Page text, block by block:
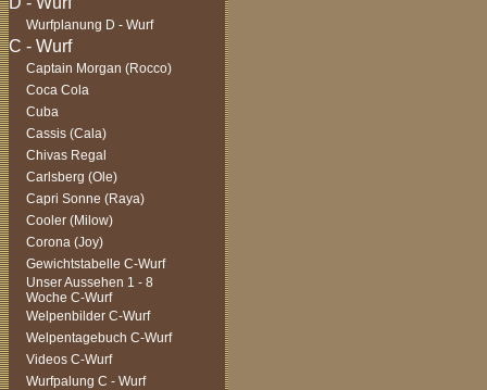
Wurfplanung D - Wurf
Captain Morgan (Rocco)
Coca Cola
Cuba
Cassis (Cala)
Chivas Regal
Carlsberg (Ole)
Capri Sonne (Raya)
Cooler (Milow)
Corona (Joy)
Gewichtstabelle C-Wurf
Unser Aussehen 1 - 8
Woche C-Wurf
Welpenbilder C-Wurf
Welpentagebuch C-Wurf
Videos C-Wurf
Wurfpalung C - Wurf